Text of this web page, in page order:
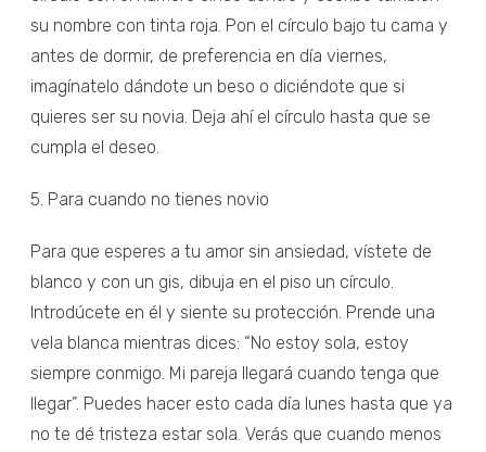
su nombre con tinta roja. Pon el círculo bajo tu cama y
antes de dormir, de preferencia en día viernes,
imagínatelo dándote un beso o diciéndote que si
quieres ser su novia. Deja ahí el círculo hasta que se
cumpla el deseo.
5. Para cuando no tienes novio
Para que esperes a tu amor sin ansiedad, vístete de
blanco y con un gis, dibuja en el piso un círculo.
Introdúcete en él y siente su protección. Prende una
vela blanca mientras dices: “No estoy sola, estoy
siempre conmigo. Mi pareja llegará cuando tenga que
llegar”. Puedes hacer esto cada día lunes hasta que ya
no te dé tristeza estar sola. Verás que cuando menos